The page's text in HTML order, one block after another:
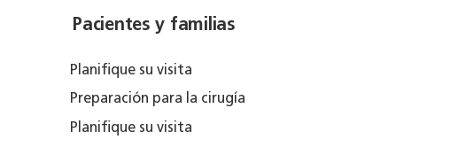
Pacientes y familias
Planifique su visita
Preparación para la cirugía
Planifique su visita